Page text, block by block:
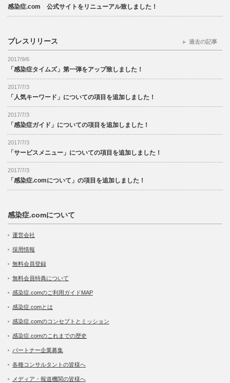
感染症.com 公式サイトをリニューアル致しました！
プレスリリース
2017/9/6
「感染症タイムズ」第一弾をアップ致しました！
2017/7/3
「人気キーワード」についての項目を追加しました！
2017/7/3
「感染症ガイド」についての項目を追加しました！
2017/7/3
「サービスメニュー」についての項目を追加しました！
2017/7/3
「感染症.comについて」の項目を追加しました！
過去の記事
感染症.comについて
運営会社
採用情報
無料会員登録
無料会員特典について
感染症.comのご利用ガイドMAP
感染症.comとは
感染症.comのコンセプトとミッション
感染症.comのこれまでの歴史
パートナー企業募集
各種コンサルタントの皆様へ
メディア・報道機関の皆様へ